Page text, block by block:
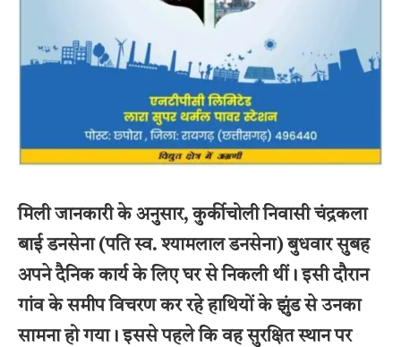
मिली जानकारी के अनुसार, कुर्कीचोली निवासी चंद्रकला
बाई डनसेना (पति स्व. श्यामलाल डनसेना) बुधवार सुबह
अपने दैनिक कार्य के लिए घर से निकली थीं। इसी दौरान
गांव के समीप विचरण कर रहे हाथियों के झुंड से उनका
सामना हो गया। इससे पहले कि वह सुरक्षित स्थान पर